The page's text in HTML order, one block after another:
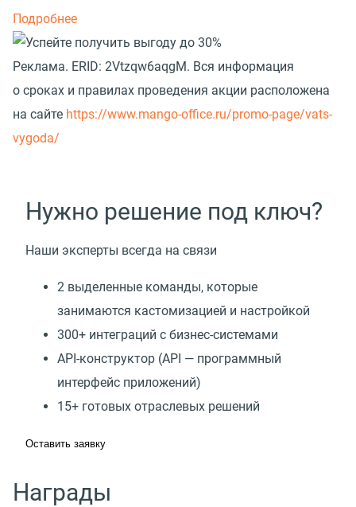
Подробнее
Реклама. ERID: 2Vtzqw6aqgM. Вся информация
о сроках и правилах проведения акции расположена
на сайте https://www.mango-office.ru/promo-page/vats-
vygoda/
Нужно решение под ключ?
Наши эксперты всегда на связи
2 выделенные команды, которые
занимаются кастомизацией и настройкой
300+ интеграций с бизнес-системами
API-конструктор (API — программный
интерфейс приложений)
15+ готовых отраслевых решений
Оставить заявку
Награды